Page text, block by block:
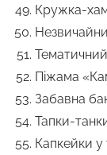
Кружка-
Піжама
Забавна
Тапки-
Капкейки у